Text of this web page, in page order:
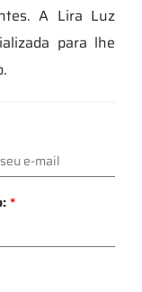
A Lira Luz
para lhe
*